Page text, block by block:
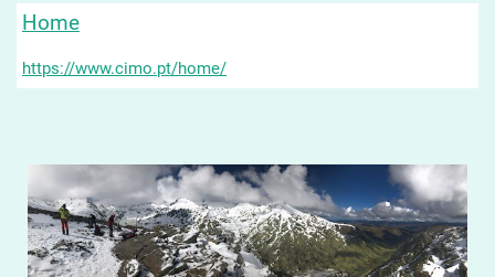
Home
https://www.cimo.pt/home/